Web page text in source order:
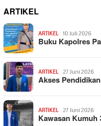
ARTIKEL
ARTIKEL 10 Juli 2026
Buku Kapolres
ARTIKEL 27 Juni 2026
Akses
ARTIKEL 27 Juni 2026
Kawasan